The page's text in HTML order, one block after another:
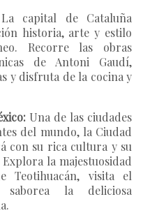
capital de Cataluña
historia, arte y estilo
Recorre las obras
de Antoni Gaudí,
y disfruta de la cocina y
Una de las ciudades
del mundo, la Ciudad
con su rica cultura y su
la majestuosidad
Teotihuacán, visita el
la deliciosa